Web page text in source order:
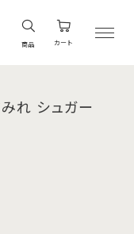
商品 カート
れ シュガー